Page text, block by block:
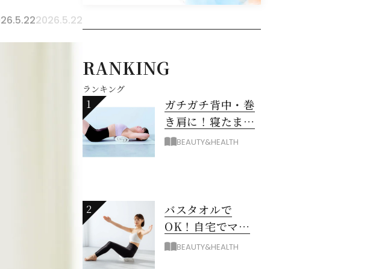
2026.5.22
RANKING
ランキング
1
ガチガチ背中・巻
き肩に！寝たまま
バスタオル「おう
BEAUTY&HEALTH
2
バスタオルで
OK！自宅でマシ
ン級に骨から整え
BEAUTY&HEALTH